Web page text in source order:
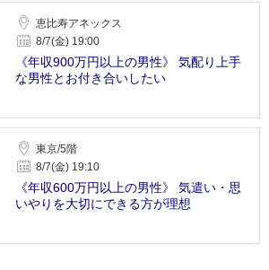
恵比寿アネックス
8/7(金) 19:00
《年収900万円以上の男性》 気配り上手
な男性とお付き合いしたい
東京/5階
8/7(金) 19:10
《年収600万円以上の男性》 気遣い・思
いやりを大切にできる方が理想